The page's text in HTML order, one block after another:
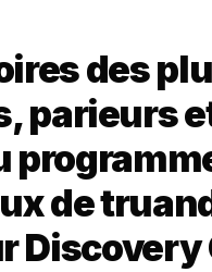
des
parieurs
de
Discovery